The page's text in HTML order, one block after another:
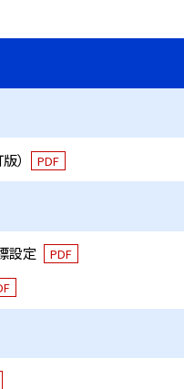
） PDF
設定 PDF